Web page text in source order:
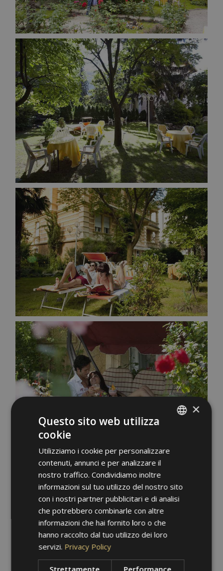
GERMAN
×
Questo sito web utilizza
cookie
Utilizziamo i cookie per personalizzare
contenuti, annunci e per analizzare il
nostro traffico. Condividiamo inoltre
informazioni sul tuo utilizzo del nostro sito
con i nostri partner pubblicitari e di analisi
che potrebbero combinarle con altre
informazioni che hai fornito loro o che
hanno raccolto dal tuo utilizzo dei loro
servizi. Privacy Policy
Strettamente Performance